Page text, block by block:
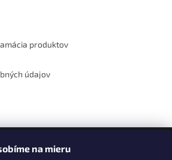
na mieru
produktov
údajov